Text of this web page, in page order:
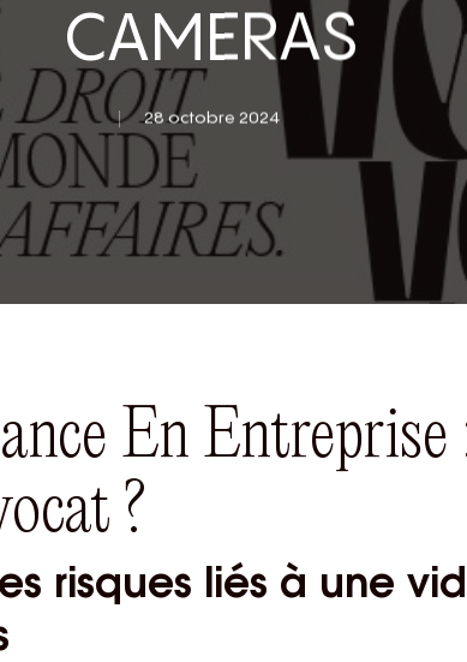
CAMERAS
28 octobre 2024
En Entreprise
?
risques liés à une